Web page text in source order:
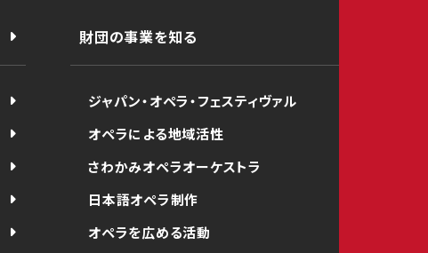
財団の事業を知る
ジャパン・オペラ・フェスティヴァル
オペラによる地域活性
さわかみオペラオーケストラ
日本語オペラ制作
オペラを広める活動